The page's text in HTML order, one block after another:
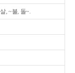
, ~불, 돌~.